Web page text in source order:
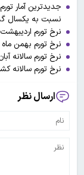
نسبت به یکسال گذشته ۴۲.۴ درصد
نرخ تورم اردیبهشت ۳۳.۹ درصد اعلام شد
نرخ تورم بهمن ماه ۳۲ درصد شد
نرخ تورم سالانه آبان ماه ۳۳.۱
نرخ تورم سالانه کشور در مرداد
ارسال نظر